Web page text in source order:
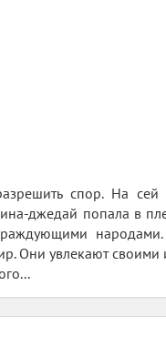
спор. На сей
джедай попала в
Они увлекают